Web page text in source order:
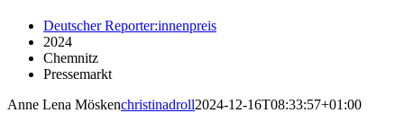
Deutscher Reporter:innenpreis
2024
Chemnitz
Pressemarkt
Anne Lena Möskenchristinadroll2024-12-16T08:33:57+01:00